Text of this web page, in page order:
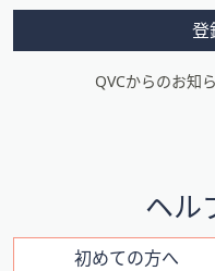
メ
ニ
ン
登
QVCからのお知
ヘル
初めての方へ